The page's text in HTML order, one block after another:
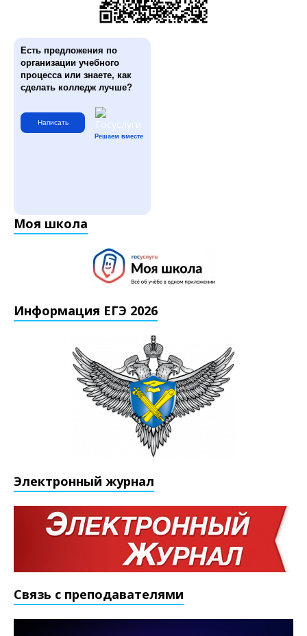
Есть предложения по
организации учебного
процесса или знаете, как
сделать колледж лучше?
Написать
Решаем вместе
Моя школа
Информация ЕГЭ 2026
Электронный журнал
Связь с преподавателями